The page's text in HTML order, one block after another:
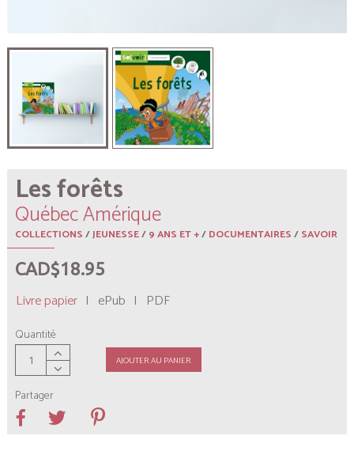
Les forêts
Québec Amérique
COLLECTIONS/JEUNESSE/9 ANS ET +/DOCUMENTAIRES/SAVOIR
CAD$18.95
Livre papier | ePub | PDF
Quantité
AJOUTER AU PANIER
Partager